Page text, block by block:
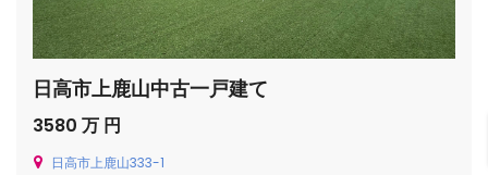
日高市上鹿山中古一戸建て
3580 万 円
日高市上鹿山333-1
manager/wp-
top-